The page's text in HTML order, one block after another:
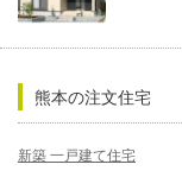
熊本の注文住宅
新築 一戸建て住宅